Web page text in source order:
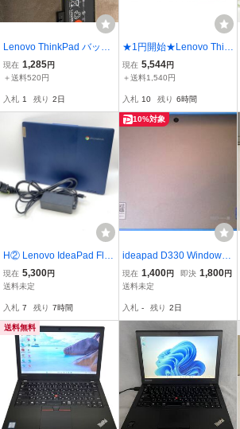
Lenovo ThinkPad バッテ
リー 45N1126 45N1127 1
1.4V 2.06Ah 24Wh
現在 1,285円
＋送料520円
入札 1 残り 2日
★1円開始★Lenovo Thin
kPadX280 Core i5-1.7GH
z(8350U)/8GB/256GB/12.
現在 5,544円
＋送料1,540円
入札 10 残り 6時間
H② Lenovo IdeaPad Flex
3i Chrome Gen8 ノート
パソコン Chromebook 1
ムブック インテル ノート
PC モノトク
現在 5,300円
送料未定
入札 7 残り 7時間
10%対象
ideapad D330 Windows1
1 64bit CeleronN4020 ス
トレージ128GB 難有
現在 1,400円 即決 1,800円
送料未定
入札 - 残り 2日
送料無料